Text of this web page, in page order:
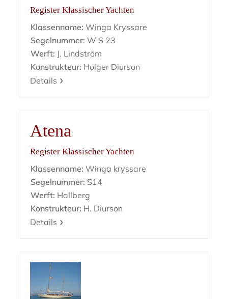
Register Klassischer Yachten
Klassenname: Winga Kryssare
Segelnummer: W S 23
Werft: J. Lindström
Konstrukteur: Holger Diurson
Details
Atena
Register Klassischer Yachten
Klassenname: Winga kryssare
Segelnummer: S14
Werft: Hallberg
Konstrukteur: H. Diurson
Details